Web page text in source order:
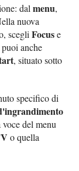
dalmenu,
nuova
scegliFocuse
anche
, situato sotto
specifico di
del menu
o quella